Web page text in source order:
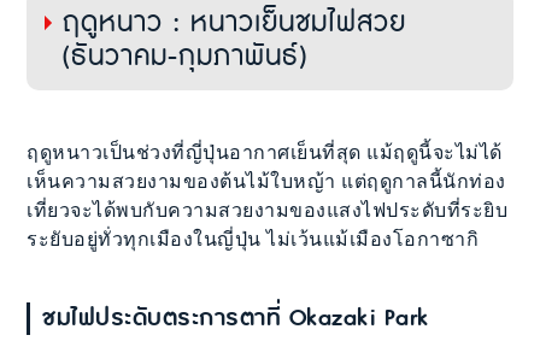
ฤดูหนาว : หนาวเย็นชมไฟสวย
(ธันวาคม-กุมภาพันธ์)
ฤดูหนาวเป็นช่วงที่ญี่ปุ่นอากาศเย็นที่สุด แม้ฤดูนี้จะไม่ได้
เห็นความสวยงามของต้นไม้ใบหญ้า แต่ฤดูกาลนี้นักท่อง
เที่ยวจะได้พบกับความสวยงามของแสงไฟประดับที่ระยิบ
ระยับอยู่ทั่วทุกเมืองในญี่ปุ่น ไม่เว้นแม้เมืองโอกาซากิ
ชมไฟประดับตระการตาที่ Okazaki Park